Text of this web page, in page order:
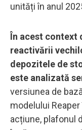
unități în anul
În acest context
reactivării
depozitele de
este analizată
versiunea de
modelului
acțiune, plafonul